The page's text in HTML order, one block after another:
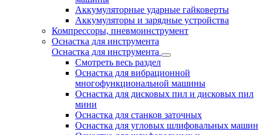
Аккумуляторные ударные гайковерты
Аккумуляторы и зарядные устройства
Компрессоры, пневмоинструмент
Оснастка для инструмента
Оснастка для инструмента
Смотреть весь раздел
Оснастка для вибрационной
многофункциональной машины
Оснастка для дисковых пил и дисковых пил
мини
Оснастка для станков заточных
Оснастка для угловых шлифовальных машин